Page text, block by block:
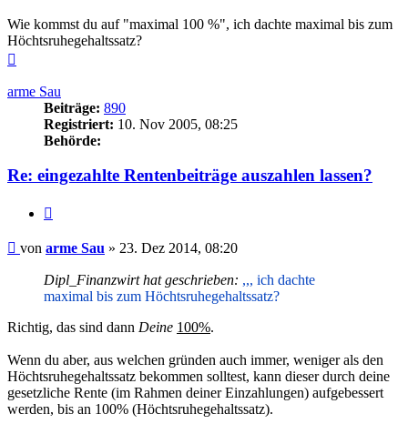
Wie kommst du auf "maximal 100 %", ich dachte maximal bis zum
Höchtsruhegehaltssatz?
arme Sau
Beiträge: 890
Registriert: 10. Nov 2005, 08:25
Behörde:
Re: eingezahlte Rentenbeiträge auszahlen lassen?
Beitrag
von arme Sau » 23. Dez 2014, 08:20
Dipl_Finanzwirt hat geschrieben: ,,, ich dachte
maximal bis zum Höchtsruhegehaltssatz?
Richtig, das sind dann Deine 100%.
Wenn du aber, aus welchen gründen auch immer, weniger als den
Höchtsruhegehaltssatz bekommen solltest, kann dieser durch deine
gesetzliche Rente (im Rahmen deiner Einzahlungen) aufgebessert
werden, bis an 100% (Höchtsruhegehaltssatz).